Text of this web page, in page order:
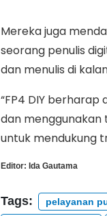
Mereka juga
seorang penulis
dan menulis di
“FP4 DIY
dan menggunakan
untuk mendukung
Editor: Ida Gautama
Tags: pelayanan